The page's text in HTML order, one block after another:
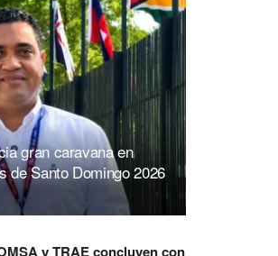
gran caravana en
de Santo Domingo 2026
y TRAE concluyen con